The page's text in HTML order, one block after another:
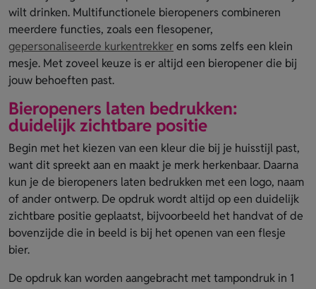
wilt drinken. Multifunctionele bieropeners combineren
meerdere functies, zoals een flesopener,
gepersonaliseerde kurkentrekkeren soms zelfs een klein
mesje. Met zoveel keuze is er altijd een bieropener die bij
jouw behoeften past.
Bieropeners laten bedrukken:
duidelijk zichtbare positie
Begin met het kiezen van een kleur die bij je huisstijl past,
want dit spreekt aan en maakt je merk herkenbaar. Daarna
kun je de bieropeners laten bedrukken met een logo, naam
of ander ontwerp. De opdruk wordt altijd op een duidelijk
zichtbare positie geplaatst, bijvoorbeeld het handvat of de
bovenzijde die in beeld is bij het openen van een flesje
bier.
De opdruk kan worden aangebracht met tampondruk in 1